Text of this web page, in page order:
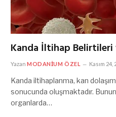
Kanda İltihap Belirtileri
Yazan MODANIUM ÖZEL Kasım 24,
Kanda iltihaplanma, kan
sonucunda oluşmaktadır.
organlarda…